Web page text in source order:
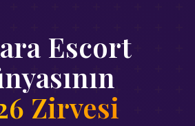
Escort
Zirvesi